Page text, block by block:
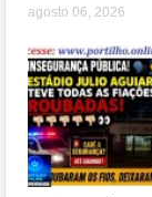
agosto 06, 2026